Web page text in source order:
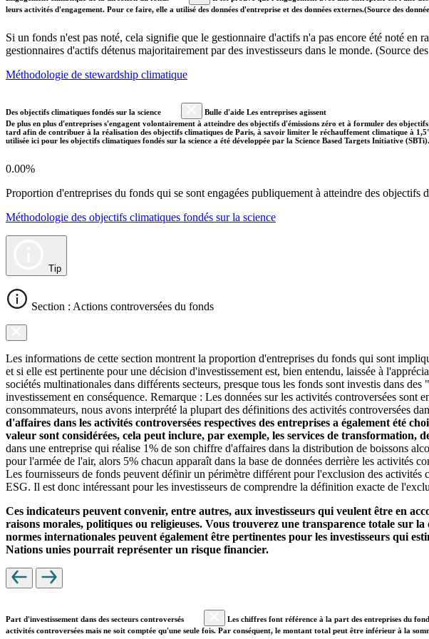
leurs activités d'engagement. Pour ce faire, elle a utilisé des données d'entreprise et des données externes.(Source des
Si un fonds n'est pas noté, cela signifie que le gestionnaire d'actifs n'a pas encore été noté
gestionnaires d'actifs détenus majoritairement par des investisseurs dans le monde. (Source
Méthodologie de stewardship climatique
Des objectifs climatiques fondés sur la science
Bulle d'aide Les entreprises agissent
De plus en plus d'entreprises s'engagent volontairement à atteindre des objectifs d'émissions zéro et à formuler des
tard afin de contribuer à la réalisation des objectifs climatiques de Paris, à savoir limiter le réchauffement climatique à
utilisée ici pour les objectifs climatiques fondés sur la science a été développée par la Science Based Targets Initiative
0.00%
Proportion d'entreprises du fonds qui se sont engagées publiquement à atteindre des
Méthodologie des objectifs climatiques fondés sur la science
Tip
Section : Actions controversées du fonds
Les informations de cette section montrent la proportion d'entreprises du fonds qui sont
et si elle est pertinente pour une décision d'investissement est, bien entendu, laissée à
sociétés multinationales dans différents secteurs, presque tous les fonds sont investis dans
investissement en conséquence. Remarque : Les données sur les activités controversées
consommateurs, nous avons interprété la plupart des définitions des activités controversées
d'affaires dans les activités controversées respectives des entreprises a également été
valeur sont considérées, cela peut inclure, par exemple, les services de
dans une entreprise qui réalise 1% de son chiffre d'affaires dans la distribution de boissons
pour l'armée de l'air, alors 5% chacun apparaît dans la base de données derrière les
Les fournisseurs de fonds peuvent définir un périmètre différent pour l'exclusion des activités
ESG. Il est donc intéressant pour les investisseurs de comprendre la définition exacte de
Ces indicateurs peuvent convenir, entre autres, aux investisseurs qui veulent être en
raisons morales, politiques ou religieuses. Vous trouverez une transparence totale sur
normes internationales peuvent également être pertinentes pour les investisseurs qui
Nations unies pourrait représenter un risque financier.
Part d'investissement dans des secteurs controversés
Les chiffres font référence à la part des entreprises du
activités controversées mais ne soit comptée qu'une seule fois. Par conséquent, le montant total peut être inférieur à la